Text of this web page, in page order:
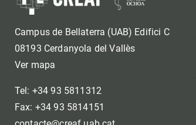
Campus de Bellaterra (UAB) Edifici C
08193 Cerdanyola del Vallès
Ver mapa
Tel: +34 93 5811312
Fax: +34 93 5814151